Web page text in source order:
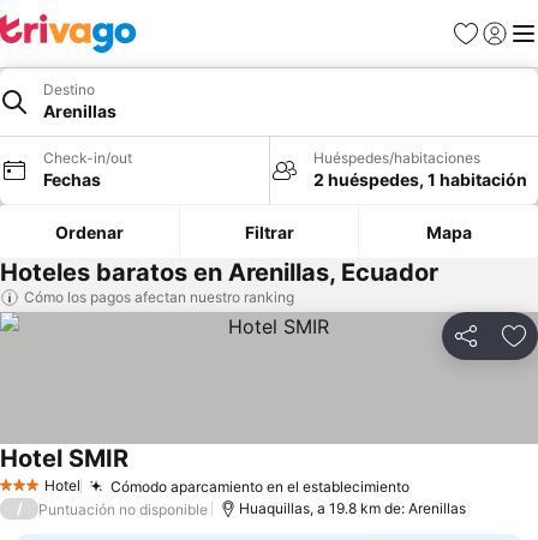
Favoritos
Iniciar
Destino
Arenillas
Check-in/out
Fechas
Huéspedes/habitaciones
2 huéspedes, 1 habitación
Ordenar Filtrar Mapa
Hoteles baratos en Arenillas, Ecuador
Cómo los pagos afectan nuestro ranking
Compartir
3 Estrellas
Hotel Cómodo aparcamiento en el establecimientoVer precios
Hotel SMIRVer precios
/ Puntuación no disponible Huaquillas, a 19.8 km de: Arenillas